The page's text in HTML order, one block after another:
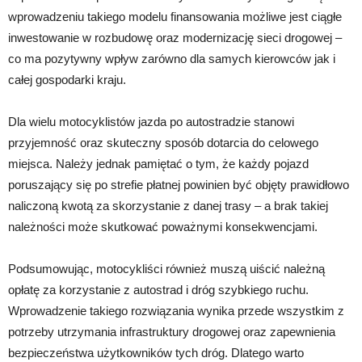
wprowadzeniu takiego modelu finansowania możliwe jest ciągłe
inwestowanie w rozbudowę oraz modernizację sieci drogowej –
co ma pozytywny wpływ zarówno dla samych kierowców jak i
całej gospodarki kraju.
Dla wielu motocyklistów jazda po autostradzie stanowi
przyjemność oraz skuteczny sposób dotarcia do celowego
miejsca. Należy jednak pamiętać o tym, że każdy pojazd
poruszający się po strefie płatnej powinien być objęty prawidłowo
naliczoną kwotą za skorzystanie z danej trasy – a brak takiej
należności może skutkować poważnymi konsekwencjami.
Podsumowując, motocykliści również muszą uiścić należną
opłatę za korzystanie z autostrad i dróg szybkiego ruchu.
Wprowadzenie takiego rozwiązania wynika przede wszystkim z
potrzeby utrzymania infrastruktury drogowej oraz zapewnienia
bezpieczeństwa użytkowników tych dróg. Dlatego warto